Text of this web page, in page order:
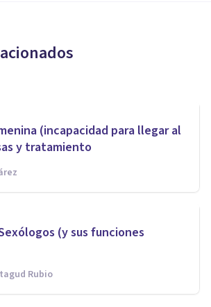
retardada?
(incapacidad para llegar al
y tratamiento
(y sus funciones
Rubio
causas, síntomas y
Mimenza